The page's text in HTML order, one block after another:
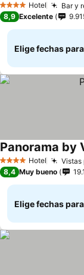
4 EstrellasHotel
Bar y
8,9 Excelente
Elige fechas
4 EstrellasHotel Vistas
Panorama by
8,4 Muy bueno
Elige fechas